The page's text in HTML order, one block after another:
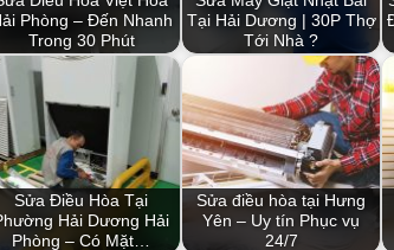
Phòng – Đến Nhanh
Trong 30 Phút
Tại Hải Dương | 30P Thợ
Tới Nhà ?
Sửa Điều Hòa Tại
Hải Dương Hải
Phòng – Có Mặt…
Sửa điều hòa tại Hưng
Yên – Uy tín Phục vụ
24/7